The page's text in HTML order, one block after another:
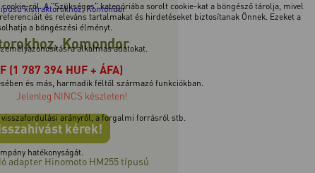
ról. A "Szükséges" kategóriába sorolt cookie-kat a böngésző tárolja, mivel
és releváns tartalmakat és hirdetéseket biztosítanak Önnek. Ezeket a
a böngészési élményt.
alkalmas adatokat.
és más, harmadik féltől származó funkciókban.
visszafordulási arányról, a forgalmi forrásról stb.
hatékonyságát.
kistraktorokhoz, Komondor
Komondor
(1 787 394 HUF + ÁFA)
Jelenleg NINCS készleten!
kérek!
adapter Hinomoto HM255 típusú